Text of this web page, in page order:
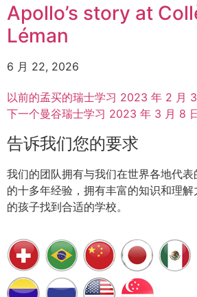
Apollo’s story at
Léman
6 月 22, 2026
以前的孟买的瑞士学习 2023 年 2 月
下一个曼谷瑞士学习 2023 年 3 月 8
告诉我们您的要求
我们的团队拥有与我们在世界各地代
的十多年经验，拥有丰富的知识和理
的孩子找到合适的学校。